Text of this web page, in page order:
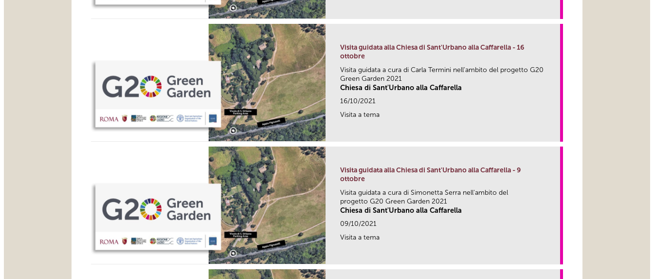
Visita guidata alla Chiesa di Sant'Urbano alla Caffarella - 16
ottobre
Visita guidata a cura di Carla Termini nell'ambito del progetto G20
Green Garden 2021
Chiesa di Sant'Urbano alla Caffarella
16/10/2021
Visita a tema
Visita guidata alla Chiesa di Sant'Urbano alla Caffarella - 9
ottobre
Visita guidata a cura di Simonetta Serra nell'ambito del
progetto G20 Green Garden 2021
Chiesa di Sant'Urbano alla Caffarella
09/10/2021
Visita a tema